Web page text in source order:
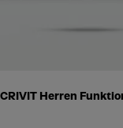
CRIVIT Herren